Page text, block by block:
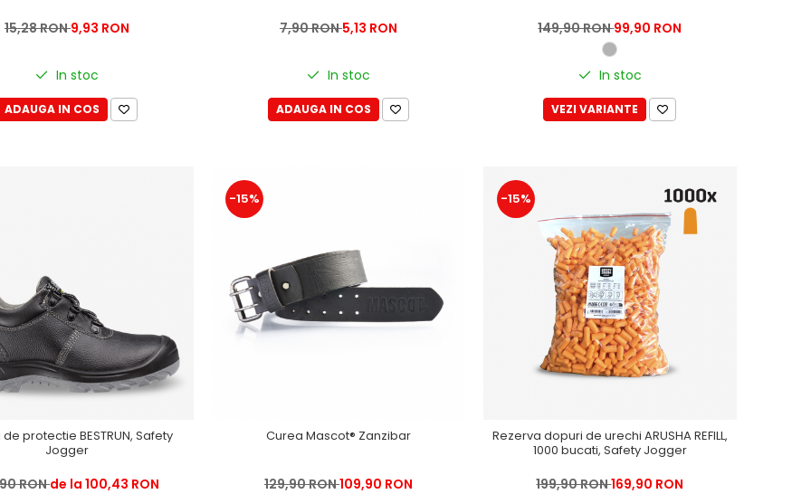
15,28 RON9,93 RON
In stoc
ADAUGA IN COS
7,90 RON5,13 RON
In stoc
ADAUGA IN COS
149,90 RON99,90 RON
In stoc
VEZI VARIANTE
protectie BESTRUN, Safety
Jogger
RONde la 100,43 RON
-15%
Curea Mascot® Zanzibar
129,90 RON109,90 RON
-15%
Rezerva dopuri de urechi ARUSHA REFILL,
1000 bucati, Safety Jogger
199,90 RON169,90 RON